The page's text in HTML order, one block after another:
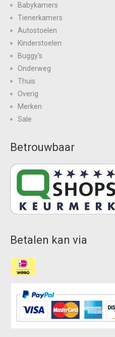
Babykamers
Tienerkamers
Autostoelen
Kinderstoelen
Buggy's
Onderweg
Thuis
Overig
Merken
Sale
Betrouwbaar
Betalen kan via